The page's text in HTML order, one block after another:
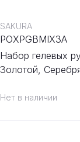
Нет в наличии
Набор гелевых
Золотой,
SAKURA
POXPGBMIX3A